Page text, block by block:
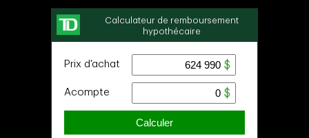
Demander des infos sur cette inscription
Prénom
Téléphone